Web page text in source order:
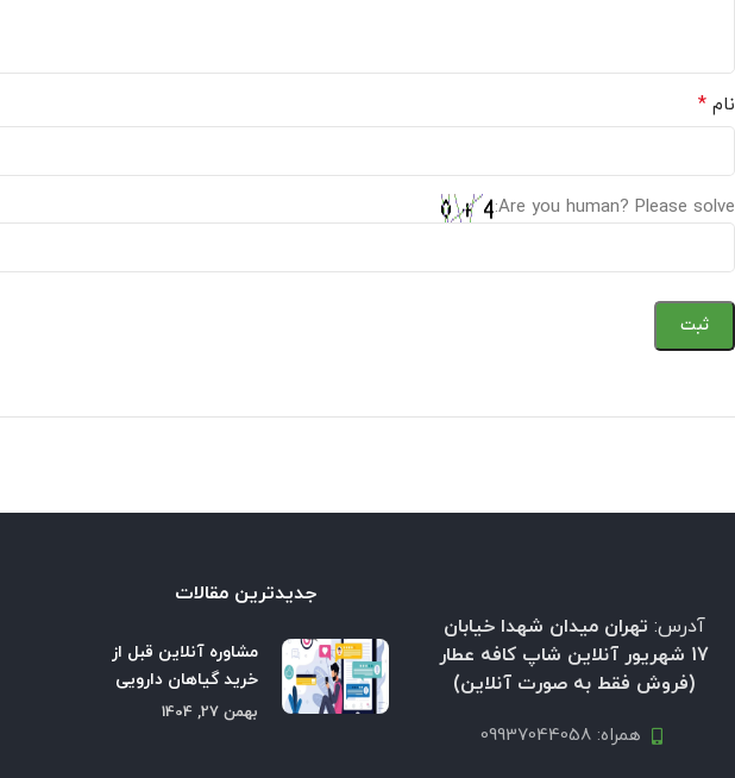
نام *
Are you human? Please solve:
آدرس: تهران میدان شهدا خیابان
17 شهریور آنلاین شاپ کافه عطار
(فروش فقط به صورت آنلاین)
همراه: 09937044058
جدیدترین مقالات
مشاوره آنلاین قبل از
خرید گیاهان دارویی
بهمن 27, 1404